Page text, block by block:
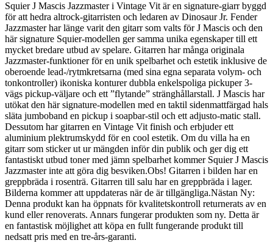
Squier J Mascis Jazzmaster i Vintage Vit är en signature-giarr byggd
för att hedra altrock-gitarristen och ledaren av Dinosaur Jr. Fender
Jazzmaster har länge varit den gitarr som valts för J Mascis och den
här signature Squier-modellen ger samma unika egenskaper till ett
mycket bredare utbud av spelare. Gitarren har många originala
Jazzmaster-funktioner för en unik spelbarhet och estetik inklusive de
oberoende lead-/rytmkretsarna (med sina egna separata volym- och
tonkontroller) ikoniska konturer dubbla enkelspoliga pickuper 3-
vägs pickup-väljare och ett ”flytande” stränghållarstall. J Mascis har
utökat den här signature-modellen med en taktil sidenmattfärgad hals
släta jumboband en pickup i soapbar-stil och ett adjusto-matic stall.
Dessutom har gitarren en Vintage Vit finish och erbjuder ett
aluminium plektrumskydd för en cool estetik. Om du villa ha en
gitarr som sticker ut ur mängden inför din publik och ger dig ett
fantastiskt utbud toner med jämn spelbarhet kommer Squier J Mascis
Jazzmaster inte att göra dig besviken.Obs! Gitarren i bilden har en
greppbräda i rosenträ. Gitarren till salu har en greppbräda i lager.
Bilderna kommer att uppdateras när de är tillgängliga.Nästan Ny:
Denna produkt kan ha öppnats för kvalitetskontroll returnerats av en
kund eller renoverats. Annars fungerar produkten som ny. Detta är
en fantastisk möjlighet att köpa en fullt fungerande produkt till
nedsatt pris med en tre-års-garanti.